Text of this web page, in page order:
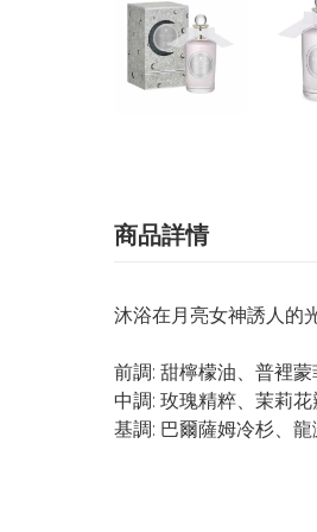
商品詳情
沐浴在月亮女神誘人的
前調: 甜檸檬油、普裡
中調: 玫瑰精粹、茉莉
基調: 巴爾薩姆冷杉、